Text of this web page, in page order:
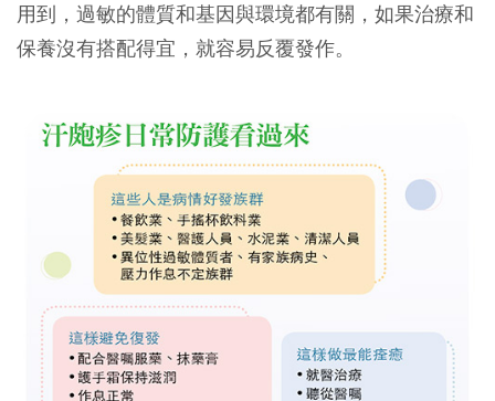
用到，過敏的體質和基因與環境都有關，如果治療和
保養沒有搭配得宜，就容易反覆發作。